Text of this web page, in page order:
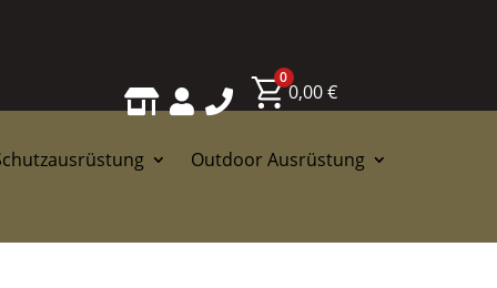
  
0
0,00€
Outdoor Ausrüstung